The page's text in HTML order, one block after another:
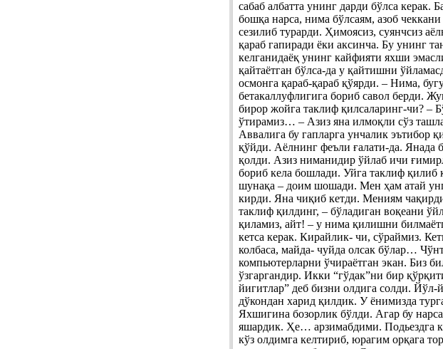
сабаб албатта унинг дарди бўлса керак.
бошқа нарса, нима бўлсаям, азоб
сезилиб турарди. Ҳимоясиз, суянчсиз
қараб гапиради ёки аксинча. Бу унинг
келганидаёқ унинг кайфияти яхши
қайтаётган бўлса-да у қайтишни
осмонга қараб-қараб қўярди. – Нима,
бетакаллуфлигига бориб савол берди.
бирор жойга таклиф қилсаларинг-чи? –
ўтирамиз… – Азиз яна илмоқли сўз
Аввалига бу гапларга унчалик эътибор
қўйди. Аёлнинг феъли ғалати-да.
қолди. Азиз ниманидир ўйлаб ичи
бориб кела бошлади. Уйга таклиф қилиб
шунақа – доим шошади. Мен ҳам атай
кирди. Яна чиқиб кетди. Мениям
таклиф қилдинг, – бўладиган воқеани
қиламиз, айт! – у нима қилишни
кетса керак. Кирайлик- чи, сўраймиз.
колбаса, майда- чуйда олсак бўлар…
компьютерларни ўчираётган экан. Биз
ўзгаргандир. Икки “гўдак”ни бир
йигитлар” деб бизни олдига солди.
дўкондан харид қилдик. У ёнимизда
Яхшигина бозорлик бўлди. Агар бу
яшардик. Ҳе… арзимабдими. Подьездга
кўз олдимга келтириб, юрагим орқага